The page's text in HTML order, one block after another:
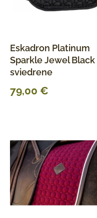
Eskadron Platinum
Sparkle Jewel Black
sviedrene
79,00 €